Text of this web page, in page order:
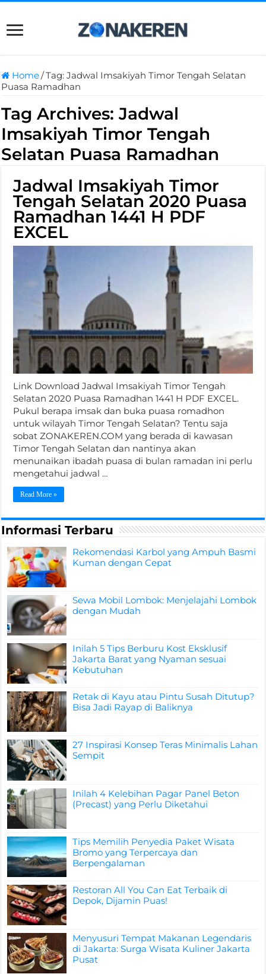
Home/Tag:Jadwal Imsakiyah Timor Tengah Selatan
Puasa Ramadhan
Tag Archives:Jadwal
Imsakiyah Timor Tengah
Selatan Puasa Ramadhan
Jadwal Imsakiyah Timor
Tengah Selatan 2020 Puasa
Ramadhan 1441 H PDF
EXCEL
Link Download Jadwal Imsakiyah Timor Tengah
Selatan 2020 Puasa Ramadhan 1441 H PDF EXCEL.
Pukul berapa imsak dan buka puasa romadhon
untuk wilayah Timor Tengah Selatan? Tentu saja
sobat ZONAKEREN.COM yang berada di kawasan
Timor Tengah Selatan dan nantinya akan
menunaikan ibadah puasa di bulan ramadan ini perlu
mengetahui jadwal …
Read More »
Informasi Terbaru
Rekomendasi Karbol yang Ampuh Basmi
Kuman dengan Cepat
Sewa Mobil Lombok: Menjelajahi Lombok
dengan Mudah
Inilah 5 Tips Berburu Kost Eksklusif
Jakarta Barat yang Nyaman sesuai
Kebutuhan
Retak di Kayu atau Pintu Susah Ditutup?
Bisa Jadi Rayap di Baliknya
27 Inspirasi Konsep Teras Minimalis Lahan
Sempit
Inilah 4 Kelebihan Pagar Panel Beton
(Precast) yang Perlu Diketahui
Tips Memilih Penyedia Paket Wisata
Bromo yang Terpercaya dan
Berpengalaman
Restoran All You Can Eat Terbaik di
Depok, Dijamin Puas!
Menyusuri Tempat Makanan Legendaris
di Jakarta: Surga Wisata Kuliner Jakarta
Pusat